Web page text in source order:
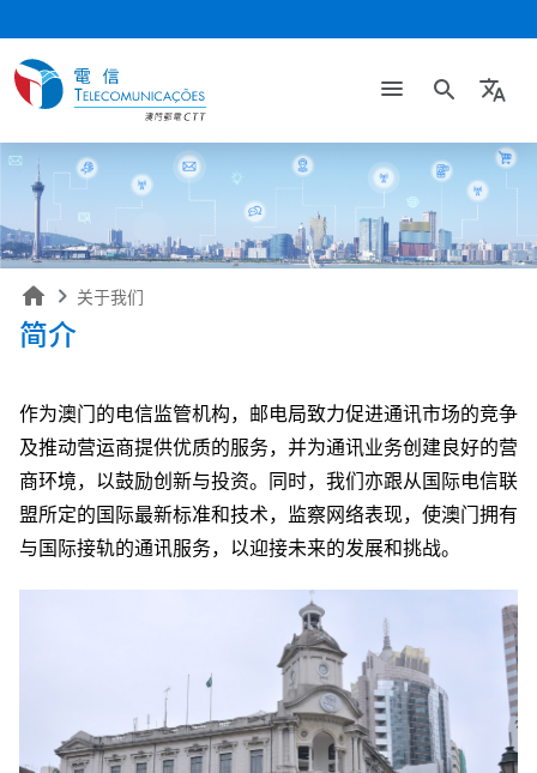
search translate
home 关于我们
简介
作为澳门的电信监管机构，邮电局致力促进通讯市场的竞争
及推动营运商提供优质的服务，并为通讯业务创建良好的营
商环境，以鼓励创新与投资。同时，我们亦跟从国际电信联
盟所定的国际最新标准和技术，监察网络表现，使澳门拥有
与国际接轨的通讯服务，以迎接未来的发展和挑战。